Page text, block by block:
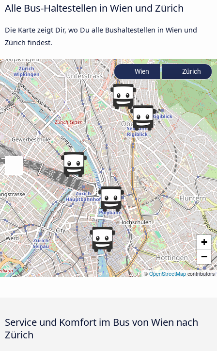
Alle Bus-Haltestellen in Wien und Zürich
Die Karte zeigt Dir, wo Du alle Bushaltestellen in Wien und
Zürich findest.
+
−
© OpenStreetMap contributors
Wien Zürich
Service und Komfort im Bus von Wien nach
Zürich